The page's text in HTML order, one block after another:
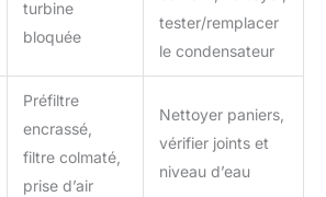
turbine
bloquée
tester/remplacer
le condensateur
Préfiltre
encrassé,
filtre colmaté,
prise d’air
Nettoyer paniers,
vérifier joints et
niveau d’eau